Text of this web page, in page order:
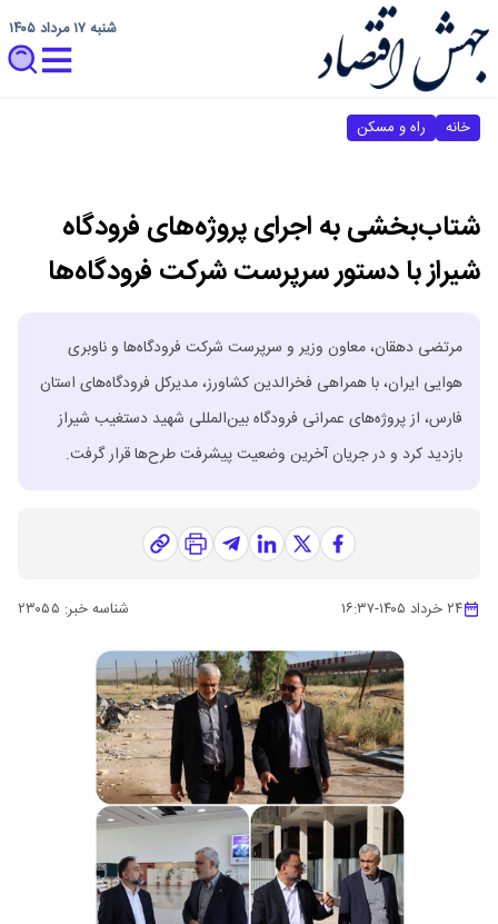
شنبه ۱۷ مرداد ۱۴۰۵
خانه راه و مسکن
شتاب‌بخشی به اجرای پروژه‌های فرودگاه
شیراز با دستور سرپرست شرکت فرودگاه‌ها
مرتضی دهقان، معاون وزیر و سرپرست شرکت فرودگاه‌ها و ناوبری
هوایی ایران، با همراهی فخرالدین کشاورز، مدیرکل فرودگاه‌های استان
فارس، از پروژه‌های عمرانی فرودگاه بین‌المللی شهید دستغیب شیراز
بازدید کرد و در جریان آخرین وضعیت پیشرفت طرح‌ها قرار گرفت.
۲۴ خرداد ۱۴۰۵ -۱۶:۳۷ شناسه خبر: ۲۳۰۵۵